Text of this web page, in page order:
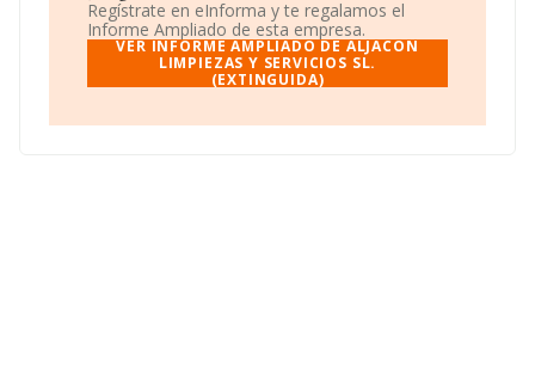
social establecido en Calle Hermosilla núm. 7 3 4,
(28001), Madrid, Madrid.
Con los datos a disposición de INFORMA sobre 17.778
empresas pertenecientes al sector, la facturación en el
en 2021 la media de facturación de ventas entre todas
Regístrate en eInforma y te regalamos el
Informe Ampliado de esta empresa.
VER INFORME AMPLIADO DE ALJACON
LIMPIEZAS Y SERVICIOS SL.
(EXTINGUIDA)